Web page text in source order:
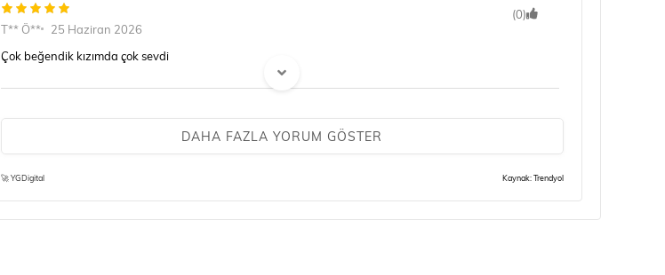
(0)
T** Ö**
25 Haziran 2026
Çok beğendik kızımda çok sevdi
(0)
DAHA FAZLA YORUM GÖSTER
🚀 YGDigital Kaynak: Trendyol